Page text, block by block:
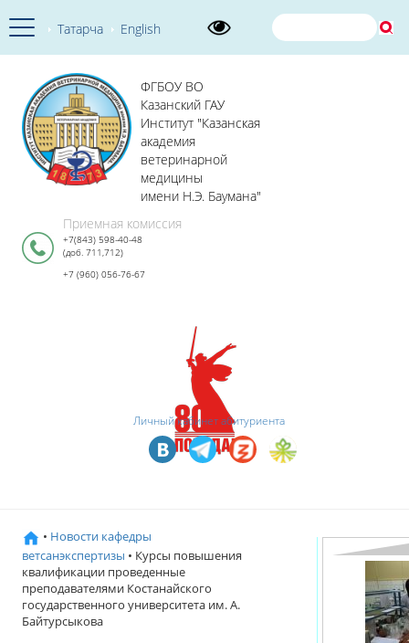
Татарча English
ФГБОУ ВО
Казанский ГАУ
Институт "Казанская
академия
ветеринарной
медицины
имени Н.Э. Баумана"
Приемная комиссия
+7(843) 598-40-48
(доб. 711,712)
+7 (960) 056-76-67
Личный кабинет абитуриента
• Новости кафедры
ветсанэкспертизы • Курсы повышения
квалификации проведенные
преподавателями Костанайского
государственного университета им. А.
Байтурсыкова